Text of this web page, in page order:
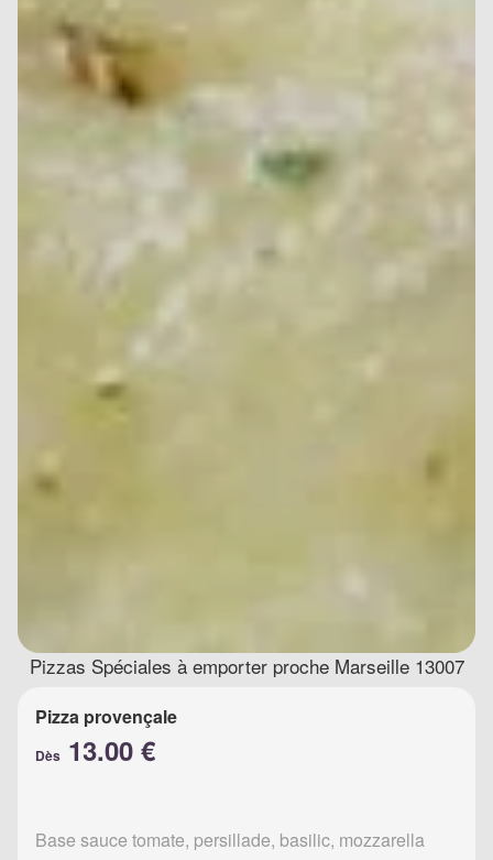
Pizzas Spéciales à emporter proche Marseille 13007
Pizza provençale
Dès 13.00 €
Base sauce tomate, persillade, basilic, mozzarella